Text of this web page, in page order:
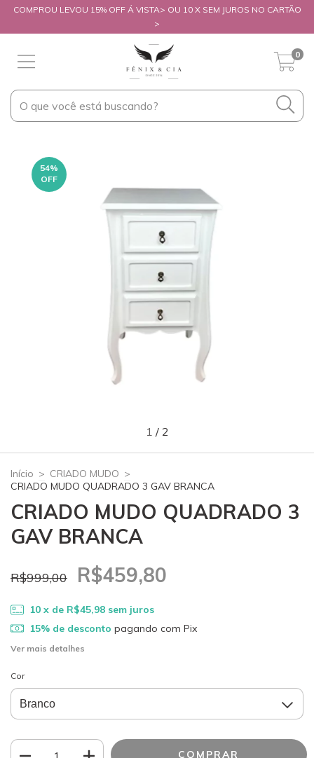
COMPROU LEVOU 15% OFF Á VISTA> OU 10 X SEM JUROS NO CARTÃO
>
0
54%
OFF
1 / 2
Início > CRIADO MUDO >
CRIADO MUDO QUADRADO 3 GAV BRANCA
CRIADO MUDO QUADRADO 3
GAV BRANCA
R$999,00 R$459,80
10 x de R$45,98 sem juros
15% de desconto pagando com Pix
Ver mais detalhes
Cor